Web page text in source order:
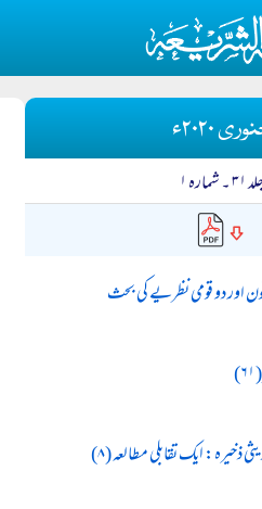
۲۰۲۰ء
شمارہ ۱
اور دو قومی نظریے کی بحث
ذخیرہ: ایک تقابلی مطالعہ (۸)